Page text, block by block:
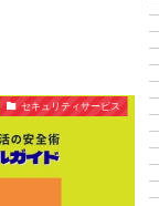
セキュリティサービス